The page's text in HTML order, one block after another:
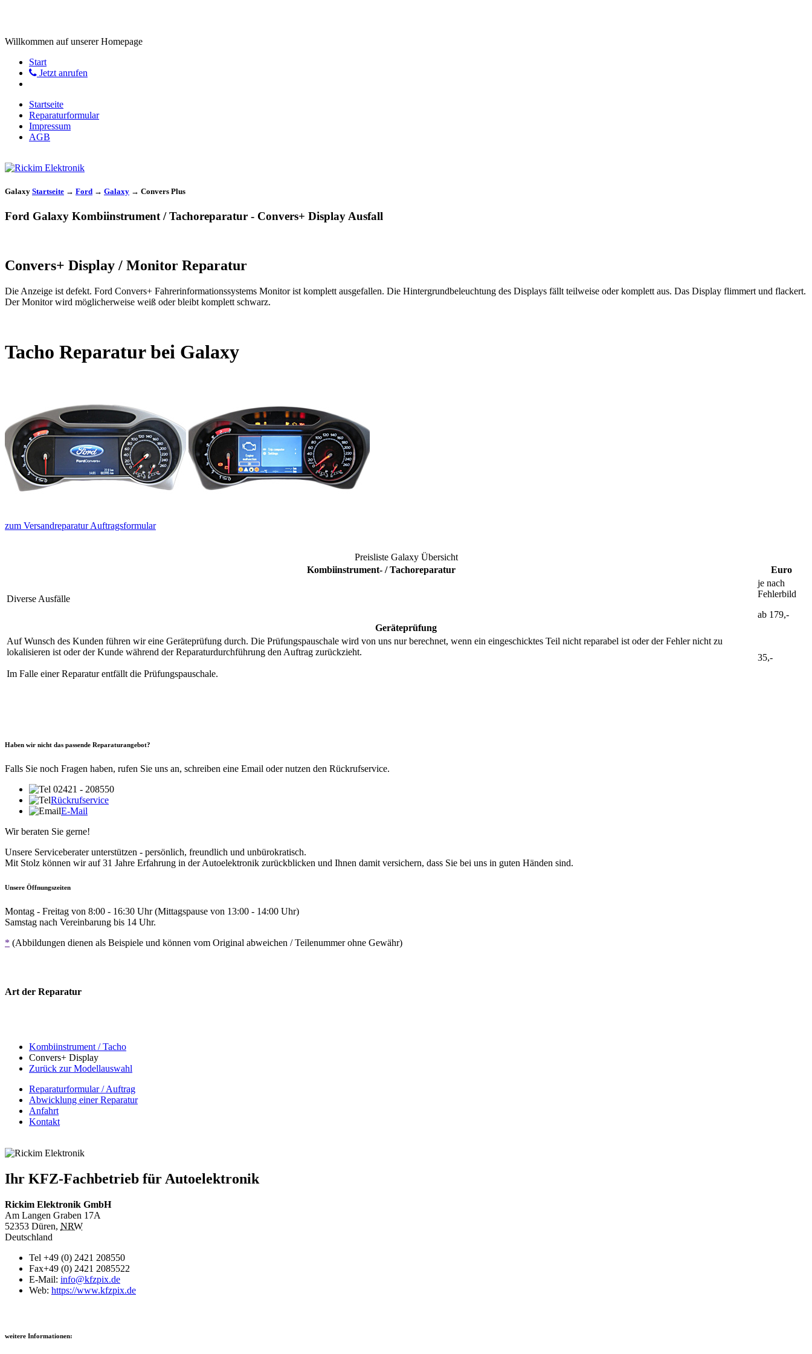
Willkommen auf unserer Homepage
Start
Jetzt anrufen
Startseite
Reparaturformular
Impressum
AGB
Galaxy Startseite → Ford → Galaxy → Convers Plus
Ford Galaxy Kombiinstrument / Tachoreparatur - Convers+ Display Ausfall
Convers+ Display / Monitor Reparatur
Die Anzeige ist defekt. Ford Convers+ Fahrerinformationssystems Monitor ist komplett ausgefallen. Die Hintergrundbeleuchtung des Displays fällt teilweise oder komplett aus. Das Display flimmert und flackert.
Der Monitor wird möglicherweise weiß oder bleibt komplett schwarz.
Tacho Reparatur bei Galaxy
zum Versandreparatur Auftragsformular
Preisliste GalaxyÜbersicht
Kombiinstrument- / Tachoreparatur
Euro
Diverse Ausfälle
je nach
Fehlerbild
ab 179,-
Geräteprüfung
Auf Wunsch des Kunden führen wir eine Geräteprüfung durch. Die Prüfungspauschale wird von uns nur berechnet, wenn ein eingeschicktes Teil nicht reparabel ist oder der Fehler nicht zu
lokalisieren ist oder der Kunde während der Reparaturdurchführung den Auftrag zurückzieht.
Im Falle einer Reparatur entfällt die Prüfungspauschale.
35,-
Haben wir nicht das passende Reparaturangebot?
Falls Sie noch Fragen haben, rufen Sie uns an, schreiben eine Email oder nutzen den Rückrufservice.
02421 - 208550
Rückrufservice
E-Mail
Wir beraten Sie gerne!
Unsere Serviceberater unterstützen - persönlich, freundlich und unbürokratisch.
Mit Stolz können wir auf 31 Jahre Erfahrung in der Autoelektronik zurückblicken und Ihnen damit versichern, dass Sie bei uns in guten Händen sind.
Unsere Öffnungszeiten
Montag - Freitag von 8:00 - 16:30 Uhr (Mittagspause von 13:00 - 14:00 Uhr)
Samstag nach Vereinbarung bis 14 Uhr.
* (Abbildungen dienen als Beispiele und können vom Original abweichen / Teilenummer ohne Gewähr)
Art der Reparatur
Kombiinstrument / Tacho
Convers+ Display
Zurück zur Modellauswahl
Reparaturformular / Auftrag
Abwicklung einer Reparatur
Anfahrt
Kontakt
Ihr KFZ-Fachbetrieb für Autoelektronik
Rickim Elektronik GmbH
Am Langen Graben 17A
52353 Düren, NRW
Deutschland
Tel +49 (0) 2421 208550
Fax+49 (0) 2421 2085522
E-Mail: info@kfzpix.de
Web: https://www.kfzpix.de
weitere Informationen: